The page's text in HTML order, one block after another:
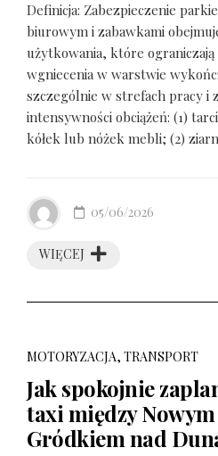
Definicja: Zabezpieczenie
biurowym i zabawkami
użytkowania, które
wgniecenia w warstwie
szczególnie w strefach pracy i
intensywności obciążeń: (1)
kółek lub nóżek mebli; (2)
WIĘCEJ
05/06/2026
MOTORYZACJA, TRANSPORT
Jak spokojnie
taxi między Nowym
Gródkiem nad